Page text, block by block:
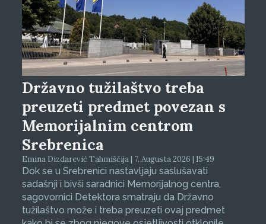
Državno tužilaštvo treba
preuzeti predmet povezan s
Memorijalnim centrom
Srebrenica
Emina Dizdarević Tahmiščija | 7. Augusta 2026 | 15:49
Dok se u Srebrenici nastavljaju saslušavati
sadašnji i bivši saradnici Memorijalnog centra,
sagovornici Detektora smatraju da Državno
tužilaštvo može i treba preuzeti ovaj predmet